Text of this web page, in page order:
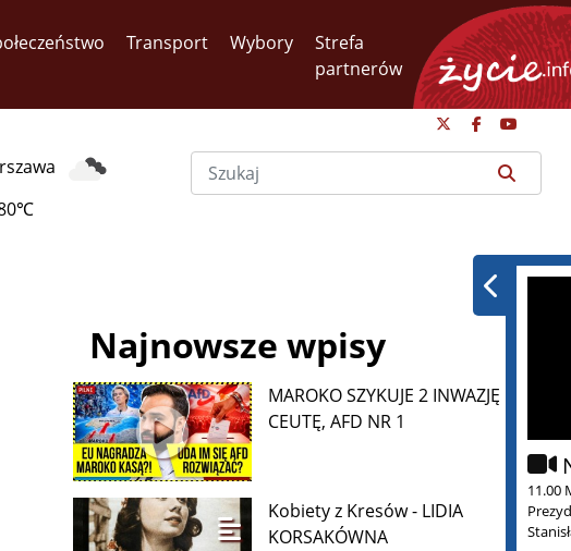
Transport Wybory
Strefa
partnerów
11.00
Najnowsze wpisy
MAROKO SZYKUJE 2 INWAZJĘ NA
CEUTĘ, AFD NR 1
Kobiety z Kresów - LIDIA
KORSAKÓWNA